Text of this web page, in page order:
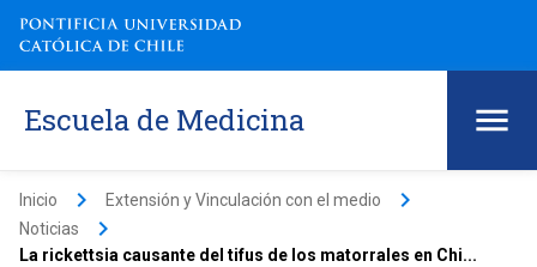
Escuela de Medicina
Inicio keyboard_arrow_right Extensión y Vinculación con el medio keyboard_arrow_right
Noticias keyboard_arrow_right
La rickettsia causante del tifus de los matorrales en Chi...